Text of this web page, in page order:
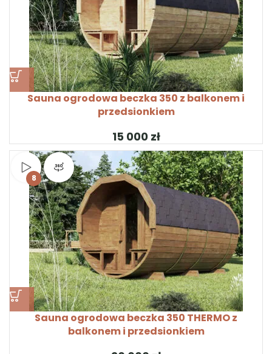
Sauna ogrodowa beczka 350 z balkonem i
przedsionkiem
zł
Obejrzyj wideo
8
Widok produktu 360°
Sauna ogrodowa beczka 350 THERMO z
balkonem i przedsionkiem